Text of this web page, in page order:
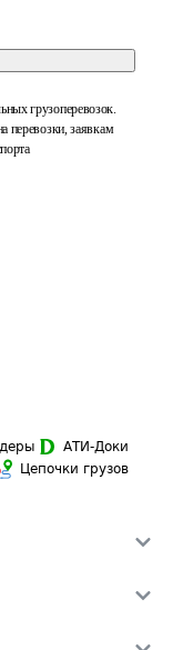
грузоперевозок.
перевозки, заявкам
АТИ-Доки
Цепочки грузов